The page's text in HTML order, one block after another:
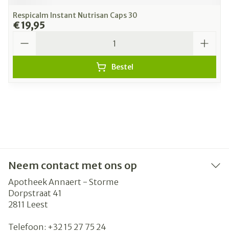
Respicalm Instant Nutrisan Caps 30
€ 19,95
Bestel
Neem contact met ons op
Apotheek Annaert - Storme
Dorpstraat 41
2811 Leest
Telefoon: +32 15 27 75 24